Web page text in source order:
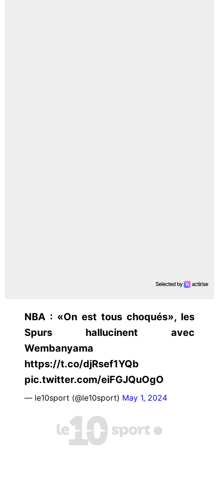
NBA : «On est tous choqués», les
Spurs hallucinent avec
Wembanyama
https://t.co/djRsef1YQb
pic.twitter.com/eiFGJQuOgO
— le10sport (@le10sport) May 1, 2024